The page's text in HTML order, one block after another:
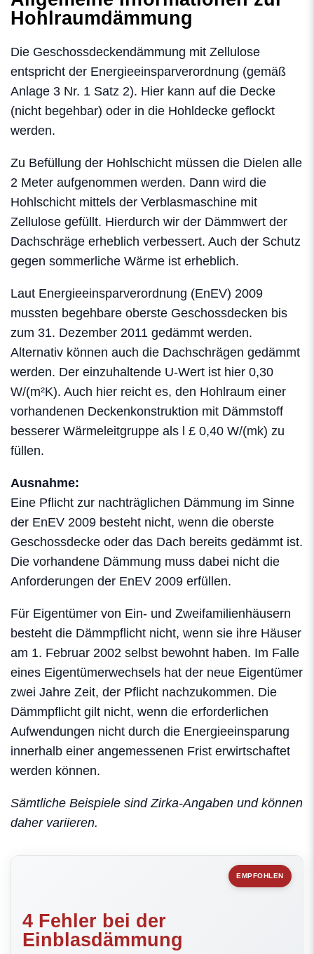
Hohlraumdämmung
Die Geschossdeckendämmung mit Zellulose
entspricht der Energieeinsparverordnung (gemäß
Anlage 3 Nr. 1 Satz 2). Hier kann auf die Decke
(nicht begehbar) oder in die Hohldecke geflockt
werden.
Zu Befüllung der Hohlschicht müssen die Dielen alle
2 Meter aufgenommen werden. Dann wird die
Hohlschicht mittels der Verblasmaschine mit
Zellulose gefüllt. Hierdurch wir der Dämmwert der
Dachschräge erheblich verbessert. Auch der Schutz
gegen sommerliche Wärme ist erheblich.
Laut Energieeinsparverordnung (EnEV) 2009
mussten begehbare oberste Geschossdecken bis
zum 31. Dezember 2011 gedämmt werden.
Alternativ können auch die Dachschrägen gedämmt
werden. Der einzuhaltende U-Wert ist hier 0,30
W/(m²K). Auch hier reicht es, den Hohlraum einer
vorhandenen Deckenkonstruktion mit Dämmstoff
besserer Wärmeleitgruppe als l £ 0,40 W/(mk) zu
füllen.
Ausnahme:
Eine Pflicht zur nachträglichen Dämmung im Sinne
der EnEV 2009 besteht nicht, wenn die oberste
Geschossdecke oder das Dach bereits gedämmt ist.
Die vorhandene Dämmung muss dabei nicht die
Anforderungen der EnEV 2009 erfüllen.
Für Eigentümer von Ein- und Zweifamilienhäusern
besteht die Dämmpflicht nicht, wenn sie ihre Häuser
am 1. Februar 2002 selbst bewohnt haben. Im Falle
eines Eigentümerwechsels hat der neue Eigentümer
zwei Jahre Zeit, der Pflicht nachzukommen. Die
Dämmpflicht gilt nicht, wenn die erforderlichen
Aufwendungen nicht durch die Energieeinsparung
innerhalb einer angemessenen Frist erwirtschaftet
werden können.
Sämtliche Beispiele sind Zirka-Angaben und können
daher variieren.
EMPFOHLEN
4 Fehler bei der
Einblasdämmung